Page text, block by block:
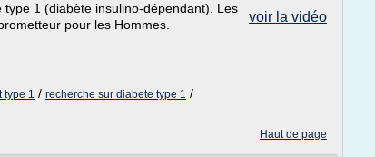
voir la vidéo
1 (diabète insulino-dépendant). Les
pour les Hommes.
type 1 / recherche sur diabete type 1 /
Haut de page